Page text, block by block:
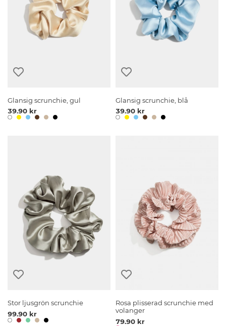
Glansig scrunchie, gul
39.90 kr
Glansig scrunchie, blå
39.90 kr
Stor ljusgrön scrunchie
99.90 kr
Rosa plisserad scrunchie med
volanger
79.90 kr